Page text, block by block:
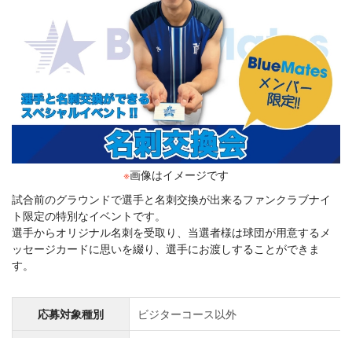
※画像はイメージです
試合前のグラウンドで選手と名刺交換が出来るファンクラブナイ
ト限定の特別なイベントです。
選手からオリジナル名刺を受取り、当選者様は球団が用意するメ
ッセージカードに思いを綴り、選手にお渡しすることができま
す。
応募対象種別 ビジターコース以外